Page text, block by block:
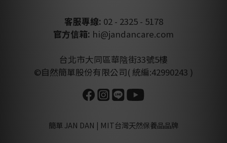
客服專線: 02 - 2325 - 5178
官方信箱: hi@jandancare.com
台北市大同區華陰街33號5樓
©自然簡單股份有限公司( 統編:42990243 )
簡單 JAN DAN | MIT台灣天然保養品品牌